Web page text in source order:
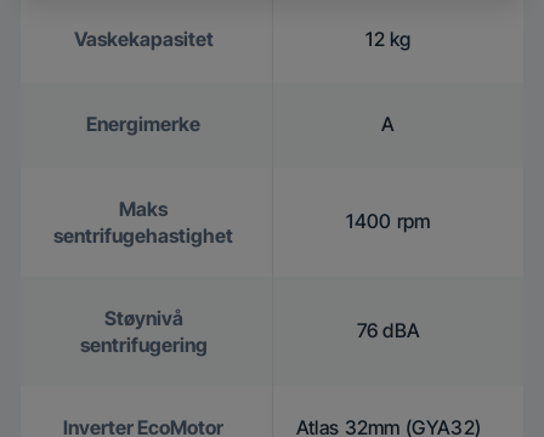
Vaskekapasitet 12 kg
Energimerke A
Maks
sentrifugehastighet
1400 rpm
Støynivå
sentrifugering
76 dBA
Inverter EcoMotor Atlas 32mm (GYA32)